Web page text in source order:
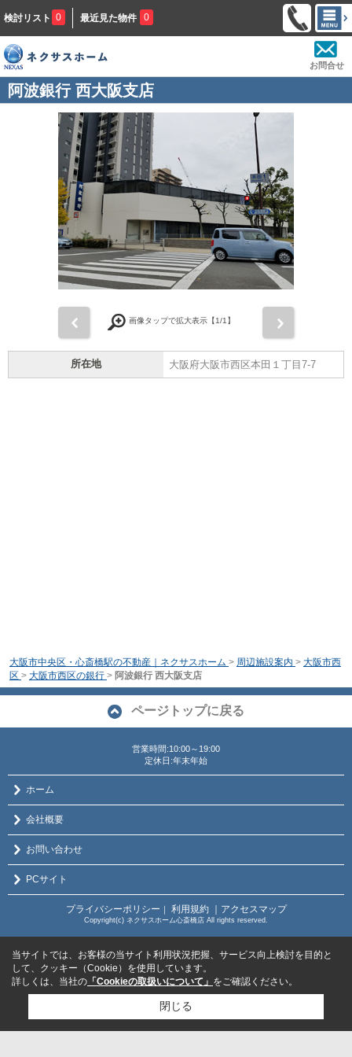
検討リスト 0 最近見た物件 0
お問合せ
阿波銀行 西大阪支店
画像タップで拡大表示【1/1】
所在地 大阪府大阪市西区本田１丁目7-7
大阪市中央区・心斎橋駅の不動産｜ネクサスホーム > 周辺施設案内 > 大阪市西
区 > 大阪市西区の銀行 > 阿波銀行 西大阪支店
ページトップに戻る
営業時間:10:00～19:00
定休日:年末年始
ホーム
会社概要
お問い合わせ
PCサイト
プライバシーポリシー ｜ 利用規約 ｜アクセスマップ
Copyright(c) ネクサスホーム心斎橋店 All rights reserved.
当サイトでは、お客様の当サイト利用状況把握、サービス向上検討を目的と
して、クッキー（Cookie）を使用しています。
詳しくは、当社の 「Cookieの取扱いについて」 をご確認ください。
閉じる